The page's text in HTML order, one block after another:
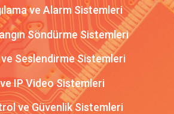
ve Alarm Sistemleri
Söndürme Sistemleri
Seslendirme Sistemleri
IP Video Sistemleri
ve Güvenlik Sistemleri